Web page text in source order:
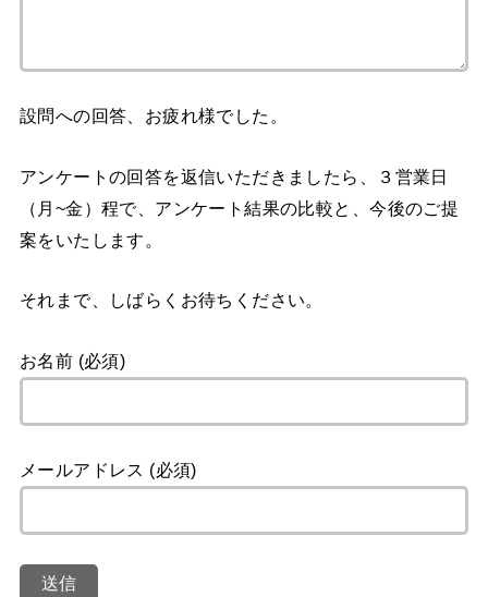
設問への回答、お疲れ様でした。
アンケートの回答を返信いただきましたら、３営業日
（月~金）程で、アンケート結果の比較と、今後のご提
案をいたします。
それまで、しばらくお待ちください。
お名前 (必須)
メールアドレス (必須)